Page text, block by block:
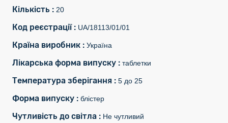
Кількість : 20
Код реєстрації : UA/18113/01/01
Країна виробник : Україна
Лікарська форма випуску : таблетки
Температура зберігання : 5 до 25
Форма випуску : блістер
Чутливість до світла : Не чутливий